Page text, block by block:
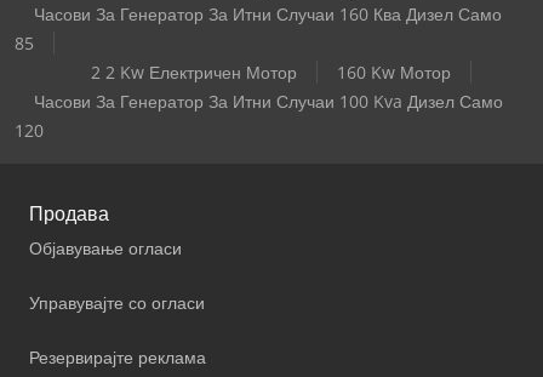
Часови За Генератор За Итни Случаи 160 Ква Дизел Само
85
2 2 Kw Електричен Мотор
160 Kw Мотор
Часови За Генератор За Итни Случаи 100 Kva Дизел Само
120
Продава
Објавување огласи
Управувајте со огласи
Резервирајте реклама